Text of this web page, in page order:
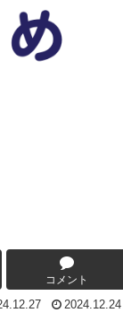
コメント
2024.12.24